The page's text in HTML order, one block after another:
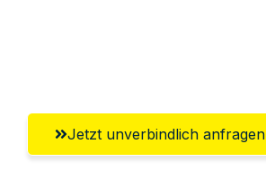
Jetzt unverbindlich anfragen